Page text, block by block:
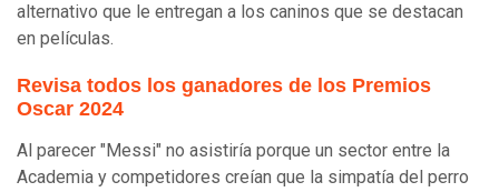
alternativo que le entregan a los caninos que se destacan
en películas.
Revisa todos los ganadores de los Premios
Oscar 2024
Al parecer "Messi" no asistiría porque un sector entre la
Academia y competidores creían que la simpatía del perro